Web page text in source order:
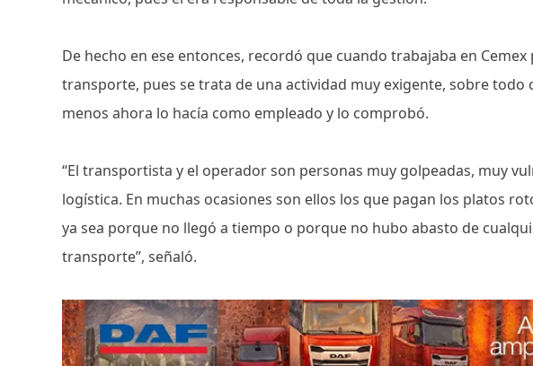
De hecho en ese entonces, recordó que cuando trabajaba en
transporte, pues se trata de una actividad muy exigente, sobre todo
menos ahora lo hacía como empleado y lo comprobó.
“El transportista y el operador son personas muy golpeadas, muy
logística. En muchas ocasiones son ellos los que pagan los platos
ya sea porque no llegó a tiempo o porque no hubo abasto de
transporte”, señaló.